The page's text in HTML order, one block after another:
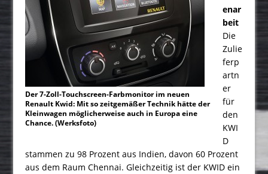
Der 7-Zoll-Touchscreen-Farbmonitor im neuen
Renault Kwid: Mit so zeitgemäßer Technik hätte der
Kleinwagen möglicherweise auch in Europa eine
Chance. (Werksfoto)
enar
beit
Die
Zulie
ferp
artn
er
für
den
KWI
D
stammen zu 98 Prozent aus Indien, davon 60 Pro­zent
aus dem Raum Chennai. Gleichzeitig ist der KWID ein